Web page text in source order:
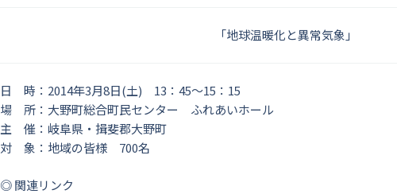
「地球温暖化と異常気象」
日 時：2014年3月8日(土) 13：45～15：15
場 所：大野町総合町民センター ふれあいホール
主 催：岐阜県・揖斐郡大野町
対 象：地域の皆様 700名
◎ 関連リンク